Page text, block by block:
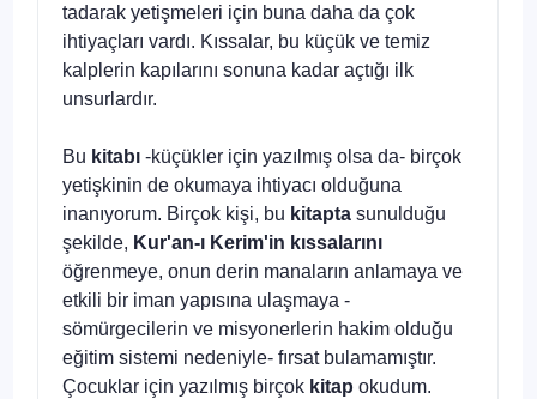
tadarak yetişmeleri için buna daha da çok
ihtiyaçları vardı. Kıssalar, bu küçük ve temiz
kalplerin kapılarını sonuna kadar açtığı ilk
unsurlardır.
Bu kitabı -küçükler için yazılmış olsa da- birçok
yetişki­nin de okumaya ihtiyacı olduğuna
inanıyorum. Birçok kişi, bu kitapta sunulduğu
şekilde, Kur'an-ı Kerim'in kıssalarını
öğrenmeye, onun derin manaların anlamaya ve
etkili bir iman yapısına ulaşmaya -
sömürgecilerin ve misyonerlerin hakim olduğu
eğitim sistemi nedeniyle- fırsat bulamamıştır.
Çocuklar için yazılmış birçok kitap okudum.